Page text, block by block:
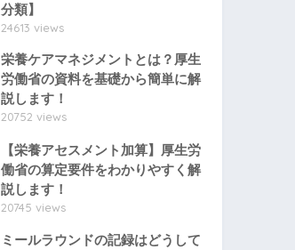
分類】
24613 views
栄養ケアマネジメントとは？厚生
労働省の資料を基礎から簡単に解
説します！
20752 views
【栄養アセスメント加算】厚生労
働省の算定要件をわかりやすく解
説します！
20745 views
ミールラウンドの記録はどうして